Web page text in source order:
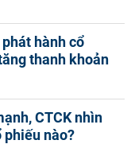
hành cổ
thanh khoản
CTCK nhìn
phiếu nào?